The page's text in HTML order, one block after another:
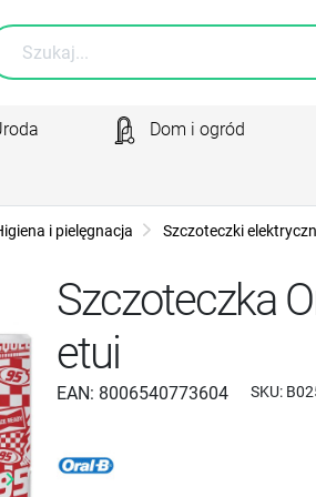
Dom i ogród
i pielęgnacja Szczoteczki
Następny
Szczoteczka
etui
EAN: 8006540773604 SKU: